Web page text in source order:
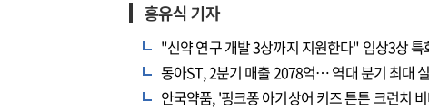
홍유식 기자
"신약 연구 개발 3상까지 지원한다" 임상3상
동아ST, 2분기 매출 2078억… 역대 분기 최대
안국약품, '핑크퐁 아기상어 키즈 튼튼 크런치